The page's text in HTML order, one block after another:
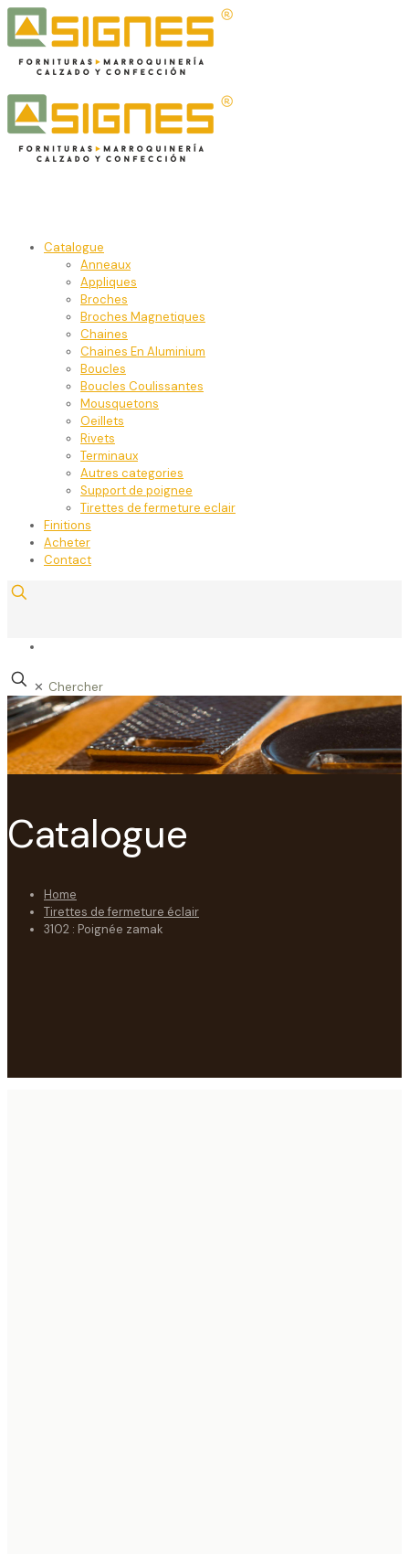
Catalogue
Anneaux
Appliques
Broches
Broches Magnetiques
Chaines
Chaines En Aluminium
Boucles
Boucles Coulissantes
Mousquetons
Oeillets
Rivets
Terminaux
Autres categories
Support de poignee
Tirettes de fermeture eclair
Finitions
Acheter
Contact
✕
Catalogue
Home
Tirettes de fermeture éclair
3102 : Poignée zamak